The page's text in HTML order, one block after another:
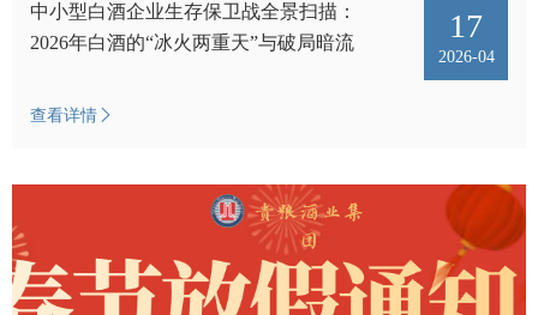
最新招
中小型白酒企业生存保卫战全景扫描：
2026年白酒的“冰火两重天”与破局暗流
17
2026-04
查看详情